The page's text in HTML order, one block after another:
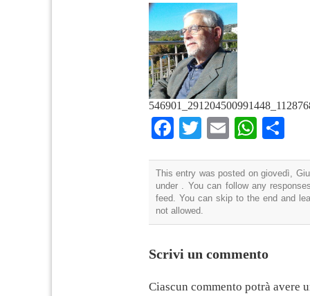
Facebook
TwitterEmail
This entry was posted on giovedì,
under . You can follow any
feed. You can skip to the end and
not allowed.
Scrivi un commento
Ciascun commento potrà avere